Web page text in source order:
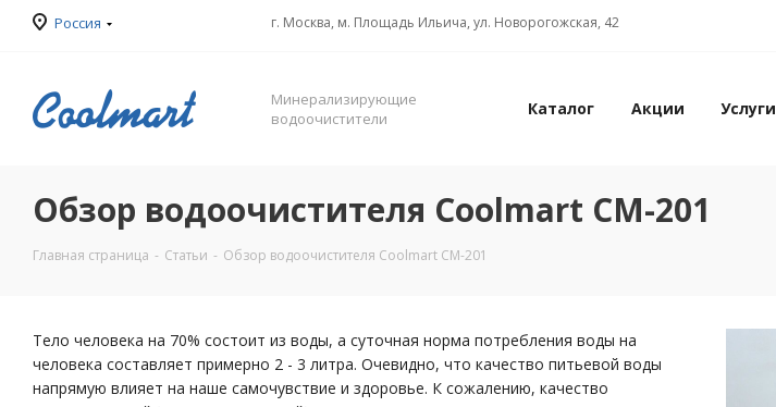
Россия г. Москва, м. Площадь Ильича, ул. Новорогожская, 42
Минерализирующие
водоочистители
Каталог Акции Услуги
Обзор водоочистителя Coolmart CM-201
Главная страница - Статьи - Обзор водоочистителя Coolmart CM-201
Тело человека на 70% состоит из воды, а суточная норма потребления воды на
человека составляет примерно 2 - 3 литра. Очевидно, что качество питьевой воды
напрямую влияет на наше самочувствие и здоровье. К сожалению, качество